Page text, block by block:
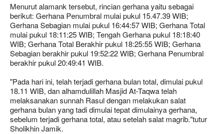
Menurut alamank tersebut, rincian gerhana yaitu sebagai
berikut: Gerhana Penumbral mulai pukul 15.47.39 WIB;
Gerhana Sebagian mulai pukul 16:44:57 WIB; Gerhana Total
mulai pukul 18:11:25 WIB; Tengah Gerhana pukul 18:18:40
WIB; Gerhana Total Berakhir pukul 18:25:55 WIB; Gerhana
Sebagian berakhir pukul 19:52:22 WIB; Gerhana Penumbral
berakhir pukul 20:49:41 WIB.
"Pada hari ini, telah terjadi gerhana bulan total, dimulai pukul
18.11 WIB, dan alhamdulillah Masjid At-Taqwa telah
melaksanakan sunnah Rasul dengan melakukan salat
gerhana bulan yang tadi dimulai tepat dimulainya gerhana,
sebelum terjadi gerhana total, atau setelah salat magrib."tutur
Sholikhin Jamik.